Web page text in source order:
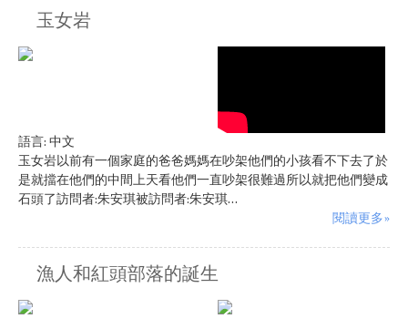
玉女岩
語言: 中文
玉女岩以前有一個家庭的爸爸媽媽在吵架他們的小孩看不下去了於
是就擋在他們的中間上天看他們一直吵架很難過所以就把他們變成
石頭了訪問者:朱安琪被訪問者:朱安琪...
閱讀更多»
漁人和紅頭部落的誕生